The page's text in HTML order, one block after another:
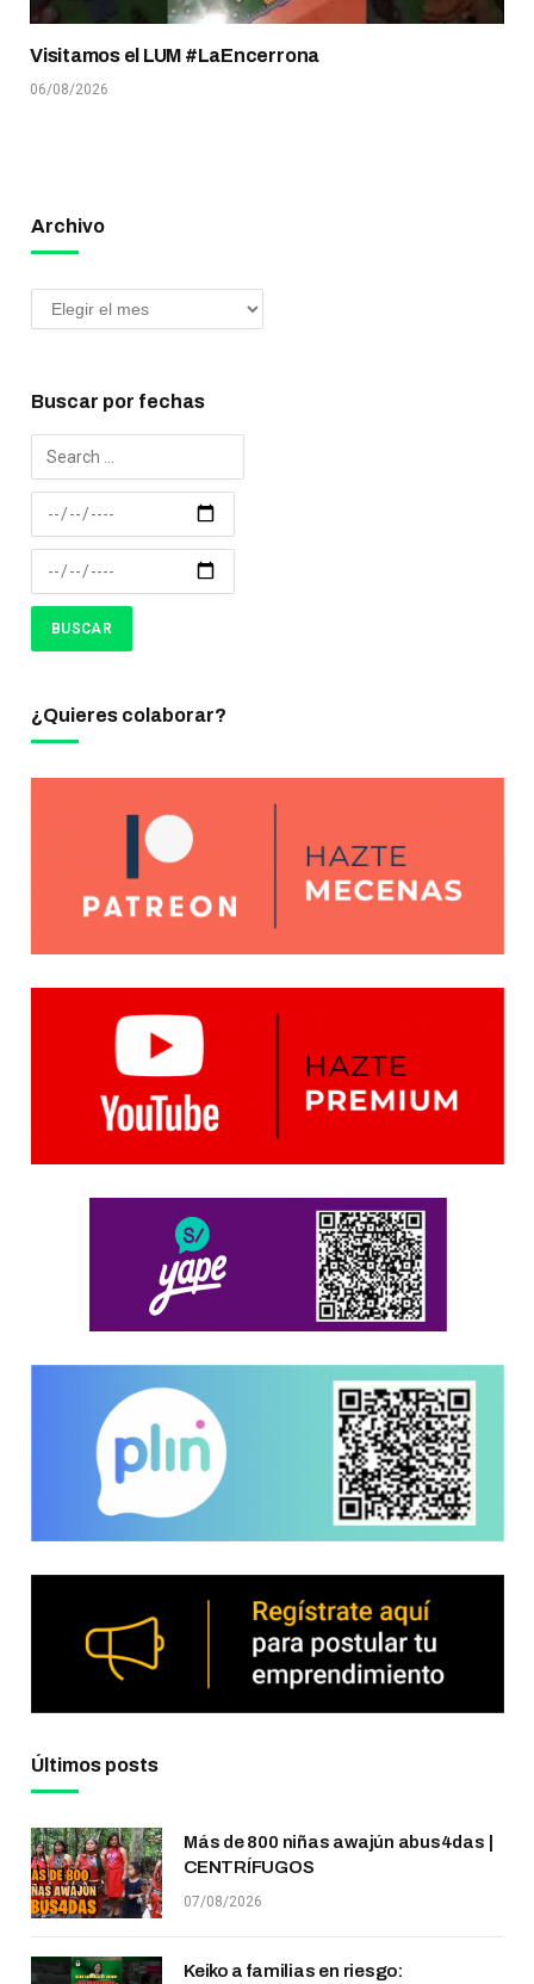
Visitamos el LUM #LaEncerrona
06/08/2026
Archivo
Buscar por fechas
¿Quieres colaborar?
Últimos posts
Más de 800 niñas awajún abus4das |
CENTRÍFUGOS
07/08/2026
Keiko a familias en riesgo: